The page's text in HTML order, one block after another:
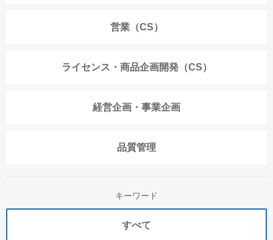
営業（CS）
ライセンス・商品企画開発（CS）
経営企画・事業企画
品質管理
キーワード
すべて